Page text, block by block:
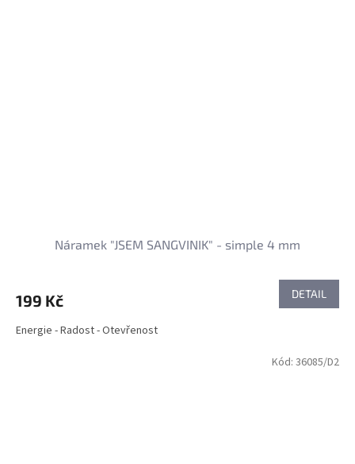
Náramek "JSEM SANGVINIK" - simple 4 mm
199 Kč DETAIL
Energie - Radost - Otevřenost
Kód: 36085/D2